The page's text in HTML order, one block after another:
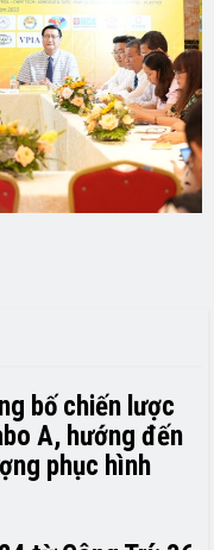
bố chiến lược
A, hướng đến
phục hình